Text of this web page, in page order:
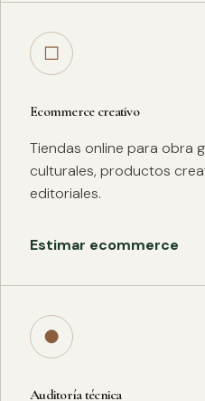
□
Ecommerce creativo
Tiendas online para obra
culturales, productos
editoriales.
Estimar ecommerce
●
Auditoría técnica